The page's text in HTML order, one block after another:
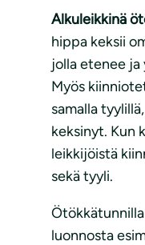
Alkuleikkinä
hippa keksii
jolla etenee ja
Myös
samalla
keksinyt. Kun
leikkijöistä
sekä tyyli.
luonnosta